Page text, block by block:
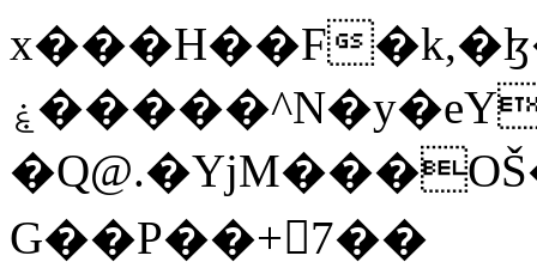
x���H��F
ۼ�����^N�y�eY/
G��P��+7��